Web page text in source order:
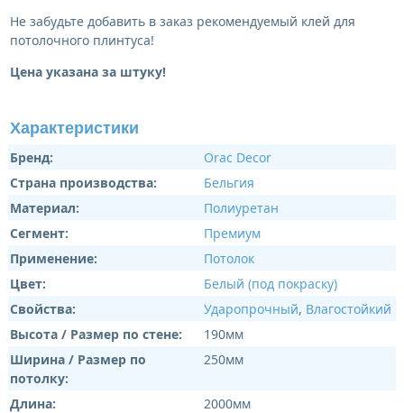
Не забудьте добавить в заказ рекомендуемый клей для
потолочного плинтуса!
Цена указана за штуку!
Характеристики
Бренд:
Orac Decor
Страна производства:
Бельгия
Материал:
Полиуретан
Сегмент:
Премиум
Применение:
Потолок
Цвет:
Белый (под покраску)
Свойства:
Ударопрочный, Влагостойкий
Высота / Размер по стене:
190мм
Ширина / Размер по
потолку:
250мм
Длина: 2000мм